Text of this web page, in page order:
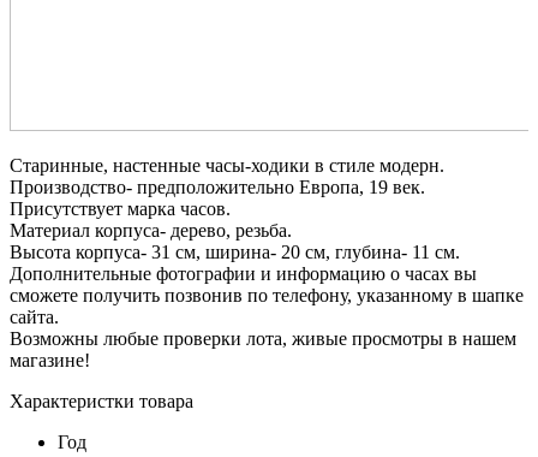
Старинные, настенные часы-ходики в стиле модерн.
Производство- предположительно Европа, 19 век.
Присутствует марка часов.
Материал корпуса- дерево, резьба.
Высота корпуса- 31 см, ширина- 20 см, глубина- 11 см.
Дополнительные фотографии и информацию о часах вы
сможете получить позвонив по телефону, указанному в шапке
сайта.
Возможны любые проверки лота, живые просмотры в нашем
магазине!
Характеристки товара
Год